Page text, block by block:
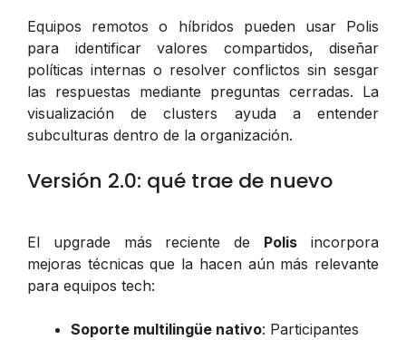
Equipos remotos o híbridos pueden usar Polis
para identificar valores compartidos, diseñar
políticas internas o resolver conflictos sin sesgar
las respuestas mediante preguntas cerradas. La
visualización de clusters ayuda a entender
subculturas dentro de la organización.
Versión 2.0: qué trae de nuevo
El upgrade más reciente de Polis incorpora
mejoras técnicas que la hacen aún más relevante
para equipos tech:
Soporte multilingüe nativo: Participantes